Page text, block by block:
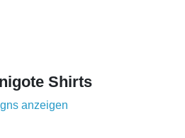
Shirts
anzeigen